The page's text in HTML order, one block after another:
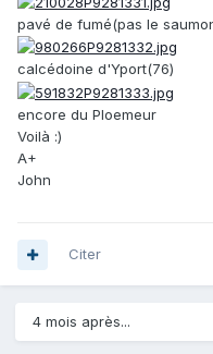
pavé de fumé(pas le
calcédoine d'Yport(76)
encore du Ploemeur
Voilà :)
A+
John
Citer
4 mois après...